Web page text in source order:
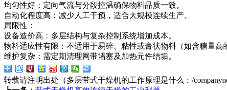
均匀性好：定向气流与分段控温确保物料品质一致。
自动化程度高：减少人工干预，适合大规模连续生产。
局限性：
设备造价高：多层结构与复杂控制系统增加成本。
物料适应性有限：不适用于易碎、粘性或膏状物料（如含糖量高
维护复杂：需定期清理网带堵塞及加热元件结垢。
转载请注明出处（多层带式干燥机的工作原理是什么： /